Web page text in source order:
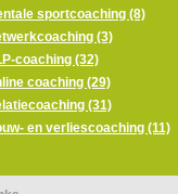
sportcoaching (8)
(3)
coaching (32)
coaching (29)
(31)
en verliescoaching (11)